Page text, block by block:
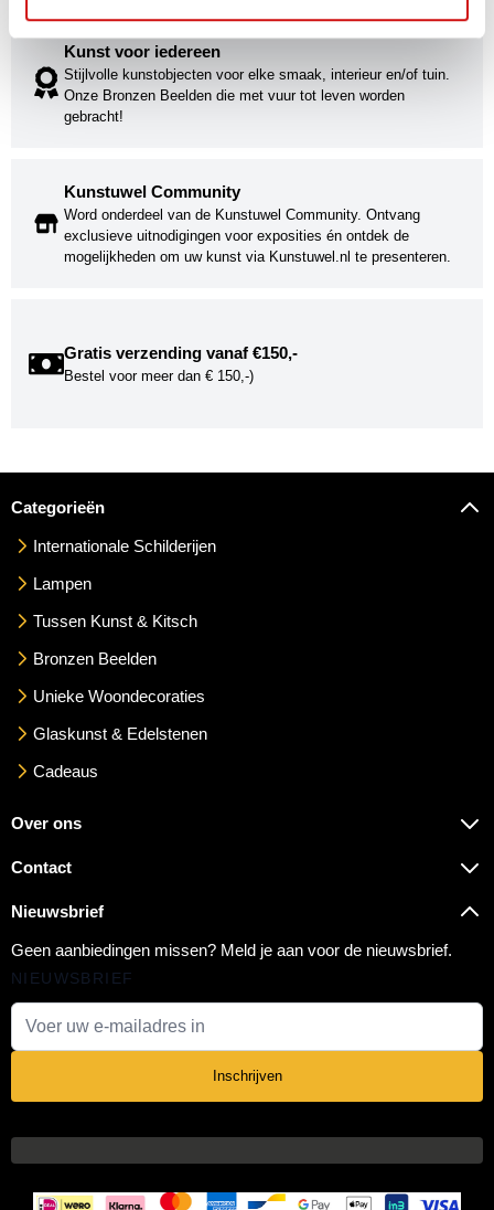
Kunst voor iedereen
Stijlvolle kunstobjecten voor elke smaak, interieur en/of tuin.
Onze Bronzen Beelden die met vuur tot leven worden
gebracht!
Kunstuwel Community
Word onderdeel van de Kunstuwel Community. Ontvang
exclusieve uitnodigingen voor exposities én ontdek de
mogelijkheden om uw kunst via Kunstuwel.nl te presenteren.
Gratis verzending vanaf €150,-
Bestel voor meer dan € 150,-)
Categorieën
Internationale Schilderijen
Lampen
Tussen Kunst & Kitsch
Bronzen Beelden
Unieke Woondecoraties
Glaskunst & Edelstenen
Cadeaus
Over ons
Contact
Nieuwsbrief
Geen aanbiedingen missen? Meld je aan voor de nieuwsbrief.
NIEUWSBRIEF
Inschrijven